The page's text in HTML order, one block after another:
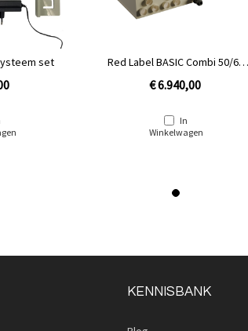
set
Red Label BASIC Combi 50/60
€ 6.940,00
In
Winkelwagen
KENNISBANK